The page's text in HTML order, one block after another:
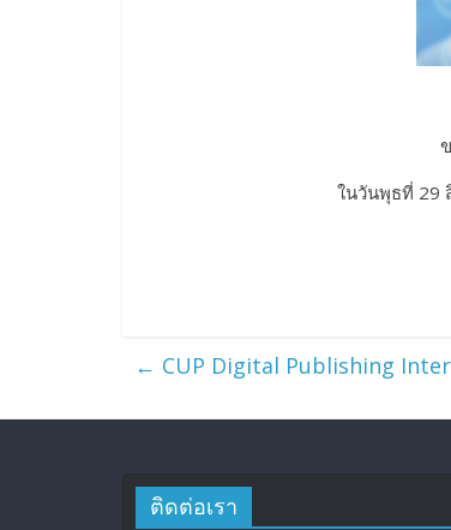
ในวันพุธที่ 29
← CUP Digital Publishing
ติดต่อเรา